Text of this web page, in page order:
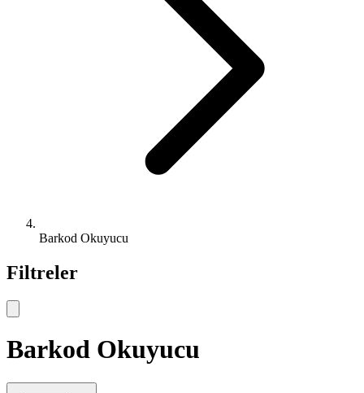
Barkod Okuyucu
Filtreler
Barkod Okuyucu